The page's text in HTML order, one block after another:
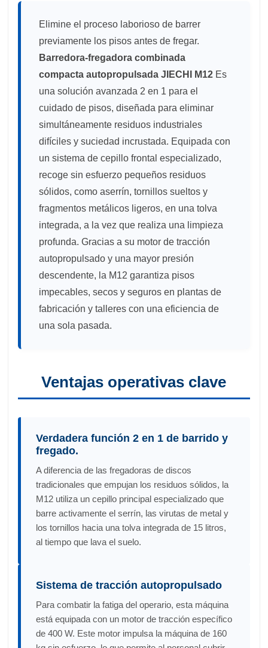
Elimine el proceso laborioso de barrer
previamente los pisos antes de fregar.
Barredora-fregadora combinada
compacta autopropulsada JIECHI M12 Es
una solución avanzada 2 en 1 para el
cuidado de pisos, diseñada para eliminar
simultáneamente residuos industriales
difíciles y suciedad incrustada. Equipada con
un sistema de cepillo frontal especializado,
recoge sin esfuerzo pequeños residuos
sólidos, como aserrín, tornillos sueltos y
fragmentos metálicos ligeros, en una tolva
integrada, a la vez que realiza una limpieza
profunda. Gracias a su motor de tracción
autopropulsado y una mayor presión
descendente, la M12 garantiza pisos
impecables, secos y seguros en plantas de
fabricación y talleres con una eficiencia de
una sola pasada.
Ventajas operativas clave
Verdadera función 2 en 1 de barrido y
fregado.
A diferencia de las fregadoras de discos
tradicionales que empujan los residuos sólidos, la
M12 utiliza un cepillo principal especializado que
barre activamente el serrín, las virutas de metal y
los tornillos hacia una tolva integrada de 15 litros,
al tiempo que lava el suelo.
Sistema de tracción autopropulsado
Para combatir la fatiga del operario, esta máquina
está equipada con un motor de tracción específico
de 400 W. Este motor impulsa la máquina de 160